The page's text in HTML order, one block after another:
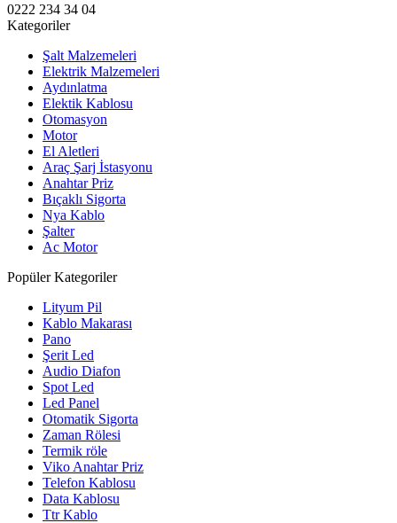
0222 234 34 04
Kategoriler
Şalt Malzemeleri
Elektrik Malzemeleri
Aydınlatma
Elektik Kablosu
Otomasyon
Motor
El Aletleri
Araç Şarj İstasyonu
Anahtar Priz
Bıçaklı Sigorta
Nya Kablo
Şalter
Ac Motor
Popüler Kategoriler
Lityum Pil
Kablo Makarası
Pano
Şerit Led
Audio Diafon
Spot Led
Led Panel
Otomatik Sigorta
Zaman Rölesi
Termik röle
Viko Anahtar Priz
Telefon Kablosu
Data Kablosu
Ttr Kablo